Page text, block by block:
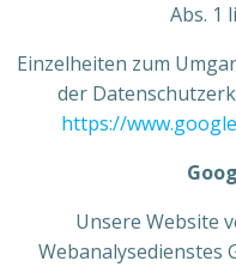
Abs. 1
Einzelheiten zum
der
https://
Unsere Website
Webanalysedienstes